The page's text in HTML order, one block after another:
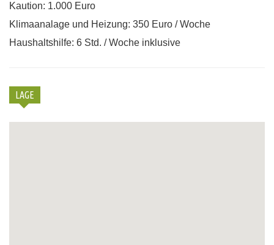
Kaution: 1.000 Euro
Klimaanalage und Heizung: 350 Euro / Woche
Haushaltshilfe: 6 Std. / Woche inklusive
LAGE